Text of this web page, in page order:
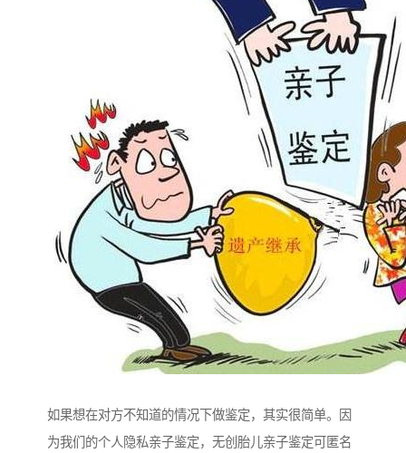
如果想在对方不知道的情况下做鉴定，其实很简单。因
为我们的个人隐私亲子鉴定，无创胎儿亲子鉴定可匿名